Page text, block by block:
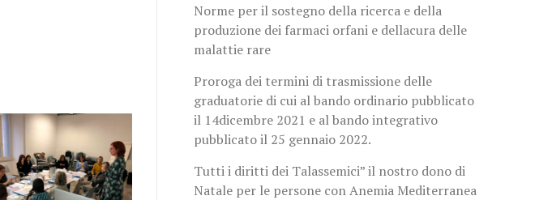
Norme per il sostegno della ricerca e della
produzione dei farmaci orfani e dellacura delle
malattie rare
Proroga dei termini di trasmissione delle
graduatorie di cui al bando ordinario pubblicato
il 14dicembre 2021 e al bando integrativo
pubblicato il 25 gennaio 2022.
Tutti i diritti dei Talassemici” il nostro dono di
Natale per le persone con Anemia Mediterranea